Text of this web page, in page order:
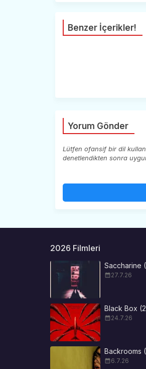
Benzer İçerikler!
Yorum Gönder
Lütfen ofansif bir dil
denetlendikten sonra
2026 Filmleri
Saccharine
27.7.26
Black Box
24.7.26
Backrooms
6.7.26